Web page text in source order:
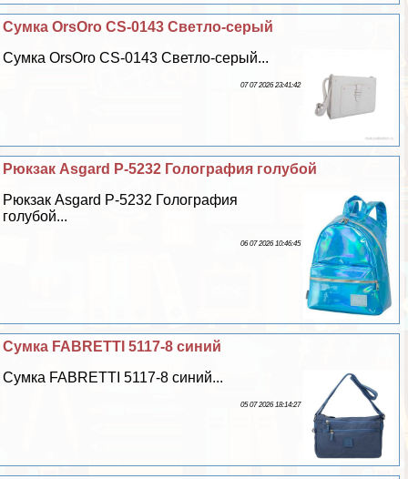
Сумка OrsOro CS-0143 Светло-серый
Сумка OrsOro CS-0143 Светло-серый...
07 07 2026 23:41:42
Рюкзак Asgard Р-5232 Голография гoлyбой
Рюкзак Asgard Р-5232 Голография
гoлyбой...
06 07 2026 10:46:45
Cумка FABRETTI 5117-8 синий
Cумка FABRETTI 5117-8 синий...
05 07 2026 18:14:27